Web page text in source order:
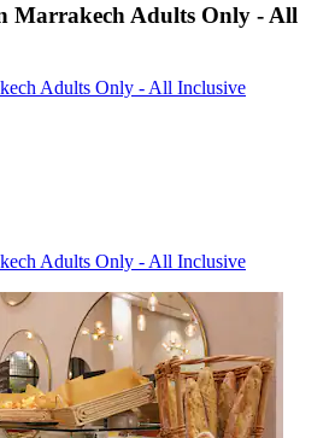
Marrakech Adults Only - All
Adults Only - All Inclusive
Adults Only - All Inclusive